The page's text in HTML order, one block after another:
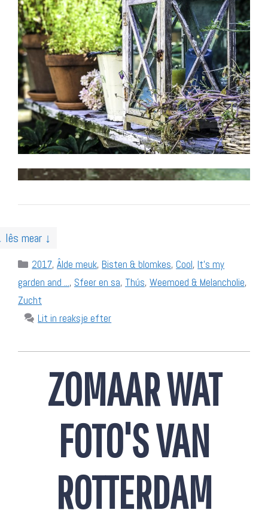
lês mear ↓
Categories
2017,Âlde meuk, Bisten & blomkes, Cool, It's my
garden and ..., Sfeer en sa, Thús, Weemoed & Melancholie,
Zucht
Lit in reaksje efter
ZOMAAR WAT
FOTO'S VAN
ROTTERDAM